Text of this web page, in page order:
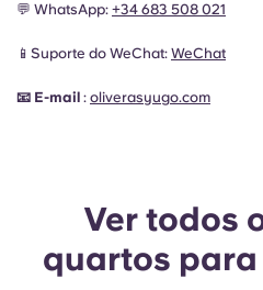
💬 WhatsApp: +34 683 508 021
📱Suporte do WeChat: WeChat
📧 E-mail : oliverasyugo.com
Ver todos
quartos